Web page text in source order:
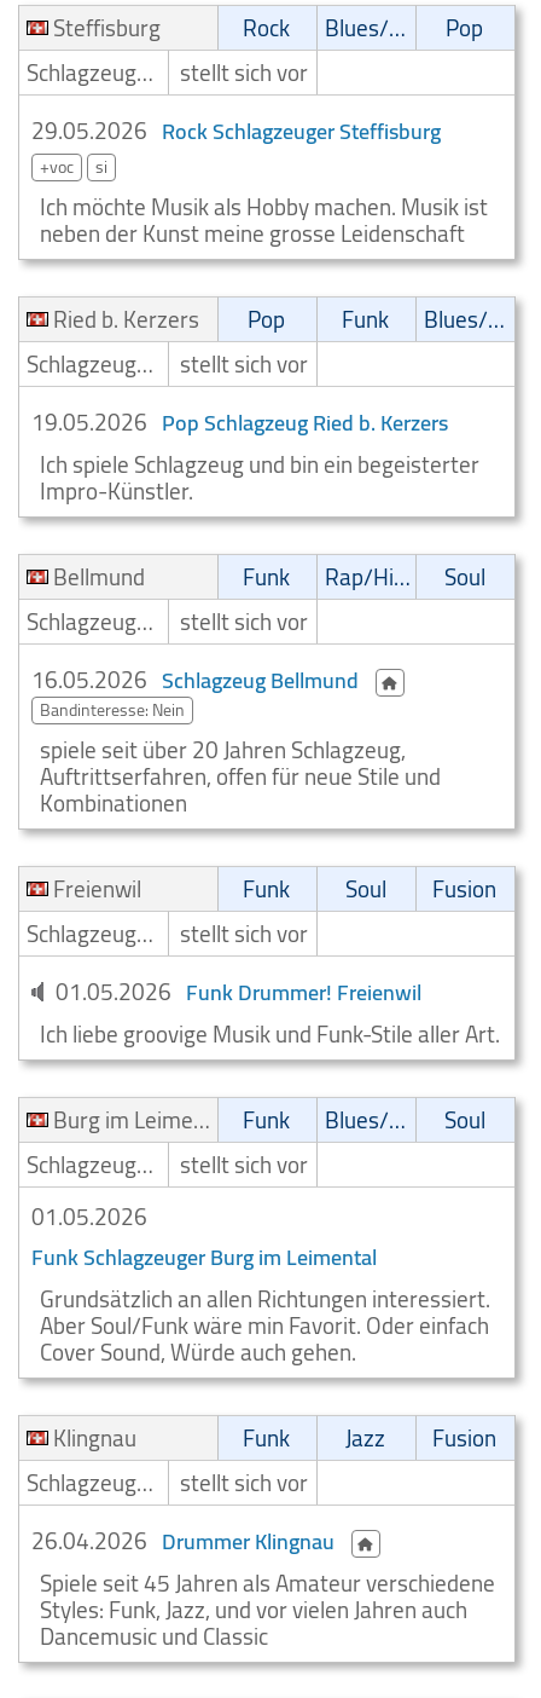
Steffisburg
Rock Blues/Swing
Pop
Schlagzeuger/Drummer
stellt sich vor
29.05.2026 Rock Schlagzeuger Steffisburg
+voc si
Ich möchte Musik als Hobby machen. Musik ist
neben der Kunst meine grosse Leidenschaft
Ried b. Kerzers
Pop Funk
Blues/Swing
Schlagzeuger/Drummer
stellt sich vor
19.05.2026 Pop Schlagzeug Ried b. Kerzers
Ich spiele Schlagzeug und bin ein begeisterter
Impro-Künstler.
Bellmund
Funk Rap/Hip-Hop/RnB
Soul
Schlagzeuger/Drummer
stellt sich vor
16.05.2026 Schlagzeug Bellmund
Bandinteresse: Nein
spiele seit über 20 Jahren Schlagzeug,
Auftrittserfahren, offen für neue Stile und
Kombinationen
Freienwil
Funk Soul
Fusion
Schlagzeuger/Drummer
stellt sich vor
01.05.2026 Funk Drummer! Freienwil
Ich liebe groovige Musik und Funk-Stile aller Art.
Burg im Leimental
Funk Blues/Swing
Soul
Schlagzeuger/Drummer
stellt sich vor
01.05.2026
Funk Schlagzeuger Burg im Leimental
Grundsätzlich an allen Richtungen interessiert.
Aber Soul/Funk wäre min Favorit. Oder einfach
Cover Sound, Würde auch gehen.
Klingnau
Funk Jazz
Fusion
Schlagzeuger/Drummer
stellt sich vor
26.04.2026 Drummer Klingnau
Spiele seit 45 Jahren als Amateur verschiedene
Styles: Funk, Jazz, und vor vielen Jahren auch
Dancemusic und Classic